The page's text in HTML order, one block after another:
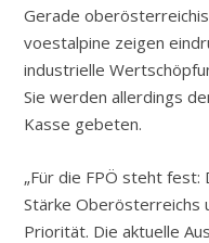
Gerade
voestalpine zeigen
industrielle
Sie werden allerdings
Kasse gebeten.
„Für die FPÖ steht
Stärke Oberösterreichs
Priorität. Die aktuelle